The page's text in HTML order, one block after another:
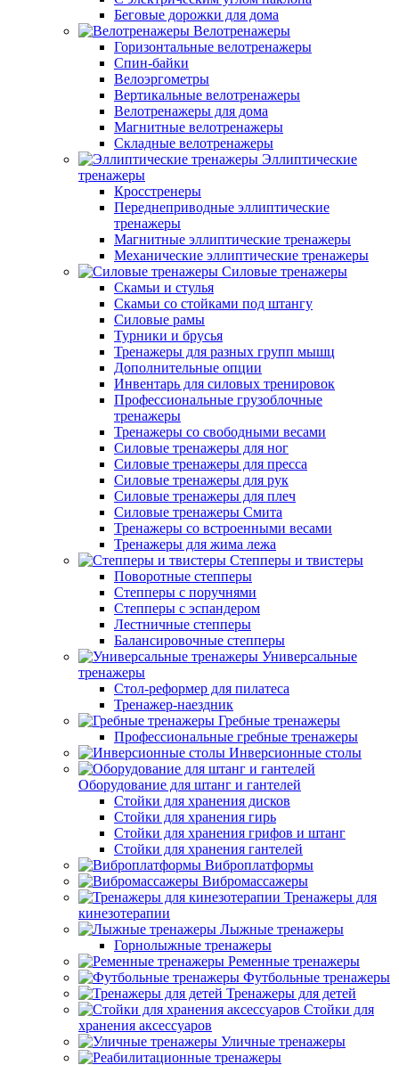
Беговые дорожки для дома
Велотренажеры
Горизонтальные велотренажеры
Спин-байки
Велоэргометры
Вертикальные велотренажеры
Велотренажеры для дома
Магнитные велотренажеры
Складные велотренажеры
Эллиптические
тренажеры
Кросстренеры
Переднеприводные эллиптические
тренажеры
Магнитные эллиптические тренажеры
Механические эллиптические тренажеры
Силовые тренажеры
Скамьи и стулья
Скамьи со стойками под штангу
Силовые рамы
Турники и брусья
Тренажеры для разных групп мышц
Дополнительные опции
Инвентарь для силовых тренировок
Профессиональные грузоблочные
тренажеры
Тренажеры со свободными весами
Силовые тренажеры для ног
Силовые тренажеры для пресса
Силовые тренажеры для рук
Силовые тренажеры для плеч
Силовые тренажеры Смита
Тренажеры со встроенными весами
Тренажеры для жима лежа
Степперы и твистеры
Поворотные степперы
Степперы с поручнями
Степперы с эспандером
Лестничные степперы
Балансировочные степперы
Универсальные
тренажеры
Стол-реформер для пилатеса
Тренажер-наездник
Гребные тренажеры
Профессиональные гребные тренажеры
Инверсионные столы
Оборудование для штанг и гантелей
Стойки для хранения дисков
Стойки для хранения гирь
Стойки для хранения грифов и штанг
Стойки для хранения гантелей
Виброплатформы
Вибромассажеры
Тренажеры для
кинезотерапии
Лыжные тренажеры
Горнолыжные тренажеры
Ременные тренажеры
Футбольные тренажеры
Тренажеры для детей
Стойки для
хранения аксессуаров
Уличные тренажеры